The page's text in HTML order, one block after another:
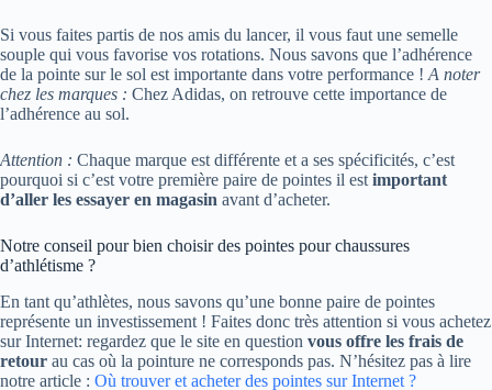
Si vous faites partis de nos amis du lancer, il vous faut une semelle
souple qui vous favorise vos rotations. Nous savons que l’adhérence
de la pointe sur le sol est importante dans votre performance ! A noter
chez les marques : Chez Adidas, on retrouve cette importance de
l’adhérence au sol.
Attention : Chaque marque est différente et a ses spécificités, c’est
pourquoi si c’est votre première paire de pointes il est important
d’aller les essayer en magasin avant d’acheter.
Notre conseil pour bien choisir des pointes pour chaussures
d’athlétisme ?
En tant qu’athlètes, nous savons qu’une bonne paire de pointes
représente un investissement ! Faites donc très attention si vous achetez
sur Internet: regardez que le site en question vous offre les frais de
retour au cas où la pointure ne corresponds pas. N’hésitez pas à lire
notre article : Où trouver et acheter des pointes sur Internet ?